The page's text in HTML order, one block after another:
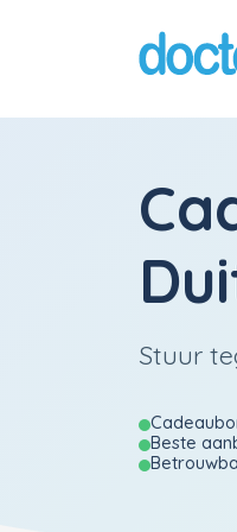
Stuur
Beste